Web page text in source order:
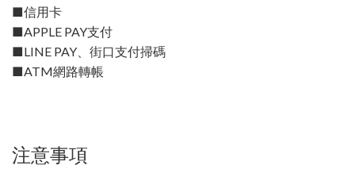
■信用卡
■APPLE PAY支付
■LINE PAY、街口支付掃碼
■ATM網路轉帳
注意事項